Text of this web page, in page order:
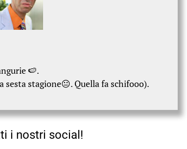
🍉.
sesta stagione😐. Quella fa schifooo).
i nostri social!